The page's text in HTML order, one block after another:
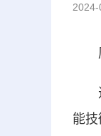
原
近
能